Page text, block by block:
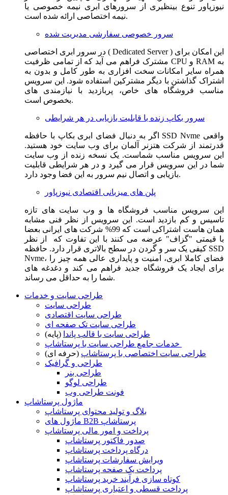
نیوزپاور تنوع بینظیری از سرورهای ابری نیمه خصوصی یا
نیمه اختصاصی ارائه شده است.
سرور خصوصی سفارشی مدیریت شده
در سرور ابری اختصاصی ( Dedicated Server ) این امکان برای
مشترک فراهم می آید که از تمامی ظرفیت CPU و RAM به
همراه سایر امکانات سخت افزاری به طور کامل و بدون به
اشتراک گذاشتن با دیگر مشترکین استفاده شود. این سرویس
مناسب فروشگاه های خاص، پربازدید با نیازمندی های
بخصوص است.
سرور بکاپ زنده با قابلیت بازیابی در هر شرایطی
اگر به دنبال فضای ابری بکاپ با حافظه SSD Nvme واقعی
قدرتمند از شرکت هتزنر آلمان برای وب سایت خود هستید.
این سرویس مناسب شماست. یک نسخه زنده از وب سایت
شما در این سرویس قرار می گیرد و در هر شرایطی قابلیت
بازیابی و اتصال نیم سرور به این فضا وجود دارد.
پلن های میزبانی اقتصادی نیوزپاور
این سرویس مناسب فروشگاه ها و وب سایت های تازه
تاسیس و کم بازدید است. این سرویس از نظر فنی مشابه
همان هاست اشتراکی است که 99% شرکت های ایرانی بعضا
با قیمتی "گزاف" عرضه می کنند با این تفاوت که از نظر
کیفی یک سر و گردن در سطح بالاتری قرار دارد. حافظه SSD
Nvme، فضای کاملا ابری، امنیت و پایداری عالی همه چیز را
برای ایجاد یک فروشگاه جدید فراهم می کند و دغدغه های
شما را به حداقل می رساند.
طراحی سایت و خدمات
طراحی سایت
طراحی سایت اقتصادی
طراحی سایت تک صفحه ای
طراحی سایت با قالب پاندا (پایه)
طراحی سایت اختصاصی با پرستاشاپ (حرفه ای)
طراحی و گرافیک
طراحی بنر
طراحی لوگو
فونت طراحی وب
ماژول پرستاشاپ
بلاگ و تولید محتوای پرستاشاپ
ماژول های B2B پرستاشاپ
پرداخت و امور مالی پرستاشاپ
صدور فاکتور پرستاشاپ
درگاه پرداخت پرستاشاپ
ویرایش سفارشات پرستاشاپ
پرداخت یک صفحه پرستاشاپ
کوتاه سازی فرآیند خرید پرستاشاپ
پرداخت قسطی و اعتباری پرستاشاپ